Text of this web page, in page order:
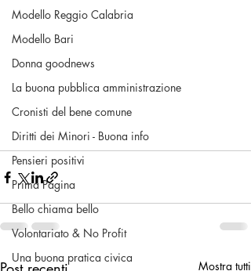
Modello Reggio Calabria
Modello Bari
Donna goodnews
La buona pubblica amministrazione
Cronisti del bene comune
Diritti dei Minori - Buona info
Pensieri positivi
Prima Pagina
Bello chiama bello
Volontariato & No Profit
Una buona pratica civica
Mostra tutti